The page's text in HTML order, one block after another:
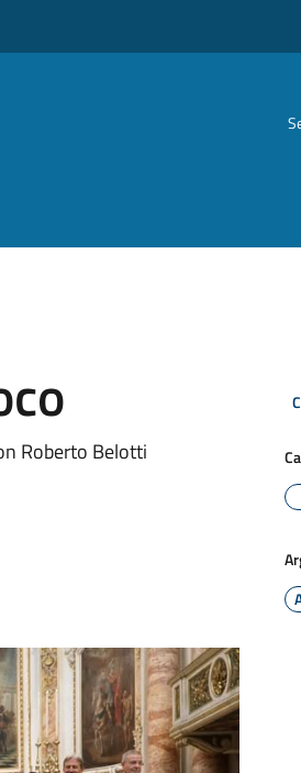
Roberto Belotti